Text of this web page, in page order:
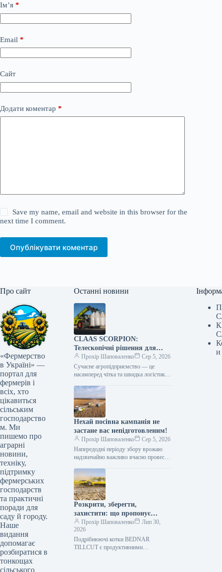
Ім’я *
Email *
Сайт
Додати коментар *
Save my name, email and website in this browser for the
next time I comment.
Опублікувати коментар
Про сайт
«Фермерство
в Україні» —
портал для
фермерів і
всіх, хто
цікавиться
сільським
господарство
м. Ми
пишемо про
аграрні
новини,
техніку,
підтримку
фермерських
господарств
та практичні
поради для
саду й городу.
Наше
видання
допомагає
розбиратися в
тонкощах
сільського
Останні новини
CLAAS SCORPION:
Телескопічні рішення для
ефективного агрологістичного
менеджменту
Прохір Шаповаленко
Сер 5, 2026
Сучасне агропідприємство — це
насамперед чітка та швидка логістика.
тисяч тонн зерна, робота з
біогазовими…
Нехай посівна кампанія не
застане вас непідготовленим!
Прохір Шаповаленко
Сер 5, 2026
Напередодні періоду збору врожаю
надзвичайно важливо вчасно провести
виконати всі процедури планового
технічного
обслуговування.Оптимальним
вибором є…
Розкрити, зберегти,
захистити: що пропонує
обробка рослинних залишків
котками BEDNAR TILLCUT
Прохір Шаповаленко
Лип 30,
2026
Подрібнюючі котки BEDNAR
TILLCUT є продуктивними
и